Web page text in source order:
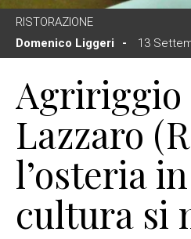
RISTORAZIONE
Domenico Liggeri
13
Agririggio
Lazzaro
l’osteria
cultura si